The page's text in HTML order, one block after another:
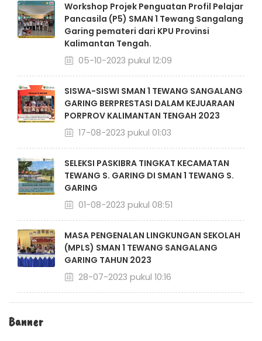
Workshop Projek Penguatan Profil Pelajar
Pancasila (P5) SMAN 1 Tewang Sangalang
Garing pemateri dari KPU Provinsi
Kalimantan Tengah.
05-10-2023 pukul 12:09
SISWA-SISWI SMAN 1 TEWANG SANGALANG
GARING BERPRESTASI DALAM KEJUARAAN
PORPROV KALIMANTAN TENGAH 2023
17-08-2023 pukul 01:03
SELEKSI PASKIBRA TINGKAT KECAMATAN
TEWANG S. GARING DI SMAN 1 TEWANG S.
GARING
01-08-2023 pukul 08:51
MASA PENGENALAN LINGKUNGAN SEKOLAH
(MPLS) SMAN 1 TEWANG SANGALANG
GARING TAHUN 2023
28-07-2023 pukul 10:16
Banner